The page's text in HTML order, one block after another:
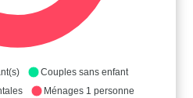
Couples sans enfant
Ménages 1 personne